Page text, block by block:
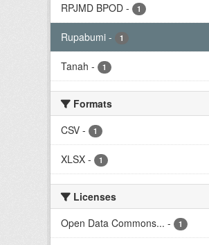
RPJMD BPOD - 1
Rupabumi - 1
Tanah - 1
Formats
CSV - 1
XLSX - 1
Licenses
Open Data Commons... - 1